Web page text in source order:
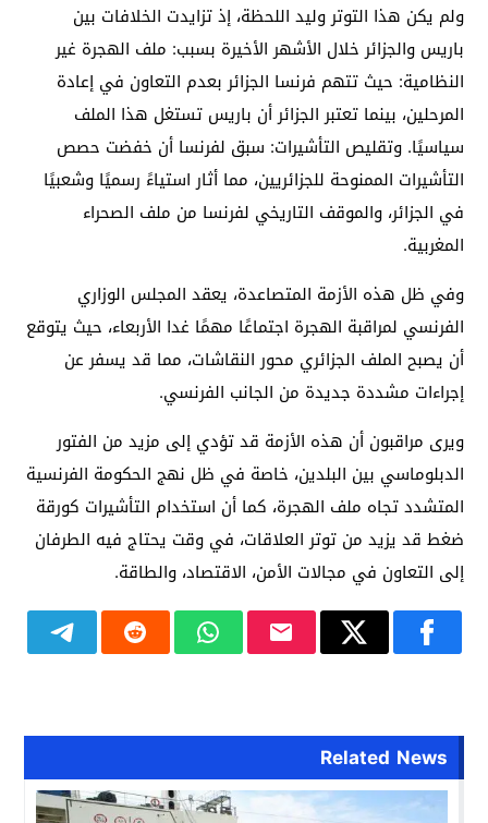
ولم يكن هذا التوتر وليد اللحظة، إذ تزايدت الخلافات بين
باريس والجزائر خلال الأشهر الأخيرة بسبب: ملف الهجرة غير
النظامية: حيث تتهم فرنسا الجزائر بعدم التعاون في إعادة
المرحلين، بينما تعتبر الجزائر أن باريس تستغل هذا الملف
سياسيًا. وتقليص التأشيرات: سبق لفرنسا أن خفضت حصص
التأشيرات الممنوحة للجزائريين، مما أثار استياءً رسميًا وشعبيًا
في الجزائر، والموقف التاريخي لفرنسا من ملف الصحراء
المغربية.
وفي ظل هذه الأزمة المتصاعدة، يعقد المجلس الوزاري
الفرنسي لمراقبة الهجرة اجتماعًا مهمًا غدا الأربعاء، حيث يتوقع
أن يصبح الملف الجزائري محور النقاشات، مما قد يسفر عن
إجراءات مشددة جديدة من الجانب الفرنسي.
ويرى مراقبون أن هذه الأزمة قد تؤدي إلى مزيد من الفتور
الدبلوماسي بين البلدين، خاصة في ظل نهج الحكومة الفرنسية
المتشدد تجاه ملف الهجرة، كما أن استخدام التأشيرات كورقة
ضغط قد يزيد من توتر العلاقات، في وقت يحتاج فيه الطرفان
إلى التعاون في مجالات الأمن، الاقتصاد، والطاقة.
Related News